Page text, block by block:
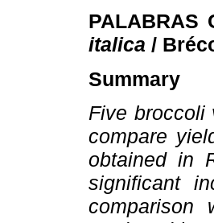
italica /
Summary
Five broccoli
compare
obtained in
significant
comparison